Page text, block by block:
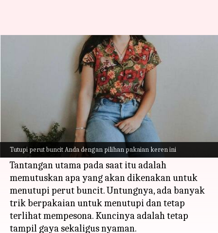
Tutupi perut buncit Anda dengan pilihan pakaian keren ini
Trik berpakaian bagi Anda
yang memiliki perut buncit
Jun 09, 2023 12:51 pm
Mari kita jujur saja. Kita semua pernah
mengalami perut buncit pada suatu waktu
dalam hidup kita.
Tantangan utama pada saat itu adalah
memutuskan apa yang akan dikenakan untuk
menutupi perut buncit. Untungnya, ada banyak
trik berpakaian untuk menutupi dan tetap
terlihat mempesona. Kuncinya adalah tetap